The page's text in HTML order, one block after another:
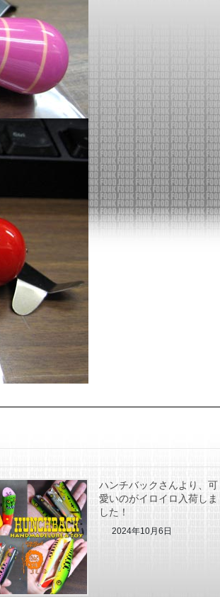
ハンチバックさんより、可
愛いのがイロイロ入荷しま
した！
2024年10月6日